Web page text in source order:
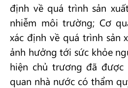
định về quá trình sản
nhiễm môi trường; Cơ
xác định về quá trình sản
ảnh hưởng tới sức khỏe
hiện chủ trương đã
quan nhà nước có thẩm